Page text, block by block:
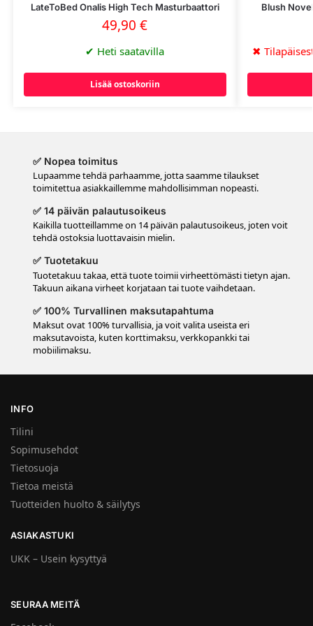
LateToBed Onalis High Tech Masturbaattori
49,90€
✔ Heti saatavilla
Lisää ostoskoriin
Blush
✖
✅ Nopea toimitus
Lupaamme tehdä parhaamme, jotta saamme tilaukset
toimitettua asiakkaillemme mahdollisimman nopeasti.
✅ 14 päivän palautusoikeus
Kaikilla tuotteillamme on 14 päivän palautusoikeus, joten voit
tehdä ostoksia luottavaisin mielin.
✅ Tuotetakuu
Tuotetakuu takaa, että tuote toimii virheettömästi tietyn ajan.
Takuun aikana virheet korjataan tai tuote vaihdetaan.
✅ 100% Turvallinen maksutapahtuma
Maksut ovat 100% turvallisia, ja voit valita useista eri
maksutavoista, kuten korttimaksu, verkkopankki tai
mobiilimaksu.
INFO
Tilini
Sopimusehdot
Tietosuoja
Tietoa meistä
Tuotteiden huolto & säilytys
ASIAKASTUKI
UKK – Usein kysyttyä
SEURAA MEITÄ